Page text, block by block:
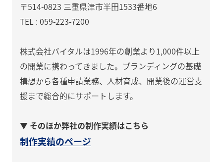
〒514-0823 三重県津市半田1533番地6
TEL : 059-223-7200
株式会社バイタルは1996年の創業より1,000件以上
の開業に携わってきました。ブランディングの基礎
構想から各種申請業務、人材育成、開業後の運営支
援まで総合的にサポートします。
▼ そのほか弊社の制作実績はこちら
制作実績のページ